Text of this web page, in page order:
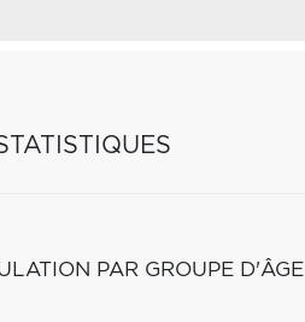
PAR GROUPE D'ÂGE